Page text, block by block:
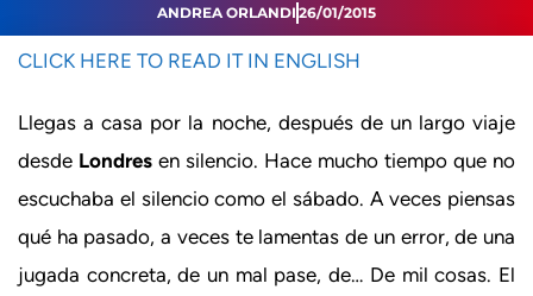
ANDREA ORLANDI 26/01/2015
CLICK HERE TO READ IT IN ENGLISH
Llegas a casa por la noche, después de un largo viaje
desde Londres en silencio. Hace mucho tiempo que no
escuchaba el silencio como el sábado. A veces piensas
qué ha pasado, a veces te lamentas de un error, de una
jugada concreta, de un mal pase, de… De mil cosas. El